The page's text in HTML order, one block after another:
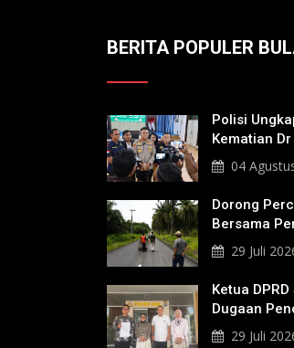
BERITA POPULER
Polisi
Kematian
04
Dorong
Bersama
Bakal
Sungai
29 Juli
Ketua
Dugaan
Ke Polisi
29 Juli